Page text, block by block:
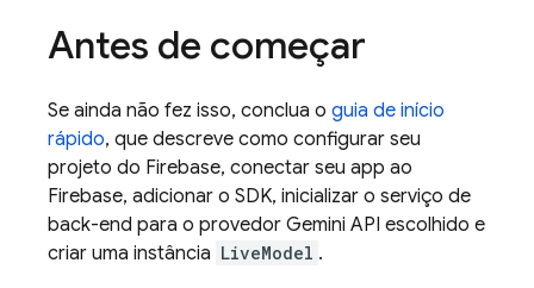
Antes de começar
Se ainda não fez isso, conclua o guia de início
rápido, que descreve como configurar seu
projeto do Firebase, conectar seu app ao
Firebase, adicionar o SDK, inicializar o serviço de
back-end para o provedor Gemini API escolhido e
criar uma instância LiveModel .